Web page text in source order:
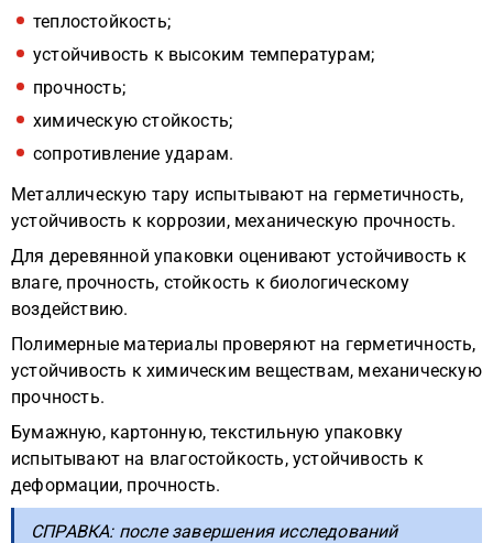
теплостойкость;
устойчивость к высоким температурам;
прочность;
химическую стойкость;
сопротивление ударам.
Металлическую тару испытывают на герметичность,
устойчивость к коррозии, механическую прочность.
Для деревянной упаковки оценивают устойчивость к
влаге, прочность, стойкость к биологическому
воздействию.
Полимерные материалы проверяют на герметичность,
устойчивость к химическим веществам, механическую
прочность.
Бумажную, картонную, текстильную упаковку
испытывают на влагостойкость, устойчивость к
деформации, прочность.
СПРАВКА: после завершения исследований